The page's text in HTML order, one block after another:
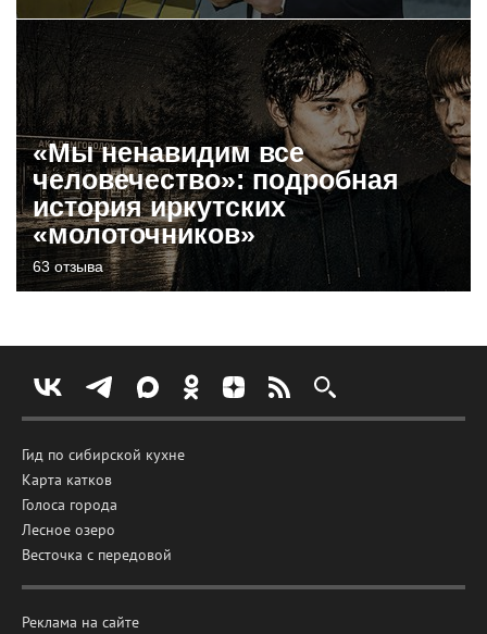
«Мы ненавидим все
человечество»: подробная
история иркутских
«молоточников»
63 отзыва
Гид по сибирской кухне
Карта катков
Голоса города
Лесное озеро
Весточка с передовой
Реклама на сайте